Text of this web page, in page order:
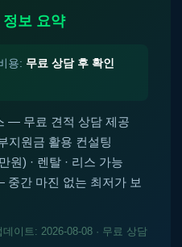
보 요약
용: 무료 상담 후 확인
— 무료 견적 상담 제공
지원금 활용 컨설팅
원) · 렌탈 · 리스 가능
간 마진 없는 최저가 보
데이트: 2026-08-08 · 무료 상담